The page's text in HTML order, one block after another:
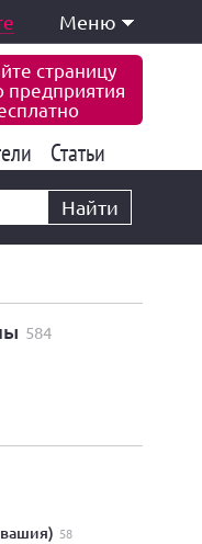
Меню
страницу
предприятия
6 765
Статьи
Найти
584
58